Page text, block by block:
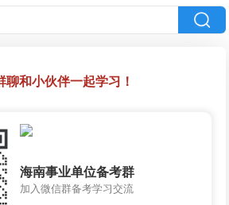
聊和小伙伴一起学习！
海南事业单位备考群
加入微信群备考学习交流